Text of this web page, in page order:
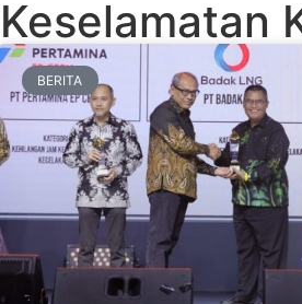
Keselamatan
BERITA